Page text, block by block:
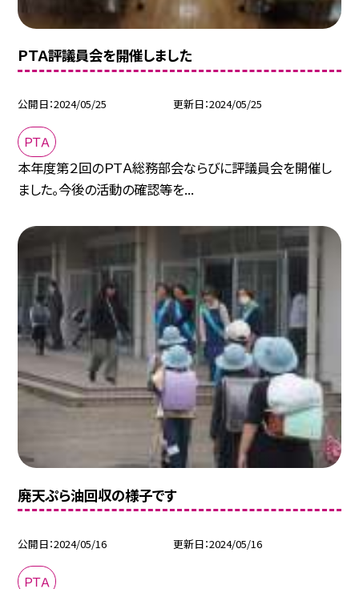
ＰＴＡ評議員会を開催しました
公開日 2024/05/25 更新日 2024/05/25
ＰＴＡ
本年度第２回のＰＴＡ総務部会ならびに評議員会を開催し
ました。今後の活動の確認等を...
廃天ぷら油回収の様子です
公開日 2024/05/16 更新日 2024/05/16
ＰＴＡ